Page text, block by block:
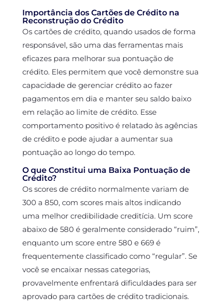
Importância dos Cartões de Crédito na
Reconstrução do Crédito
Os cartões de crédito, quando usados de forma
responsável, são uma das ferramentas mais
eficazes para melhorar sua pontuação de
crédito. Eles permitem que você demonstre sua
capacidade de gerenciar crédito ao fazer
pagamentos em dia e manter seu saldo baixo
em relação ao limite de crédito. Esse
comportamento positivo é relatado às agências
de crédito e pode ajudar a aumentar sua
pontuação ao longo do tempo.
O que Constitui uma Baixa Pontuação de
Crédito?
Os scores de crédito normalmente variam de
300 a 850, com scores mais altos indicando
uma melhor credibilidade creditícia. Um score
abaixo de 580 é geralmente considerado “ruim”,
enquanto um score entre 580 e 669 é
frequentemente classificado como “regular”. Se
você se encaixar nessas categorias,
provavelmente enfrentará dificuldades para ser
aprovado para cartões de crédito tradicionais.